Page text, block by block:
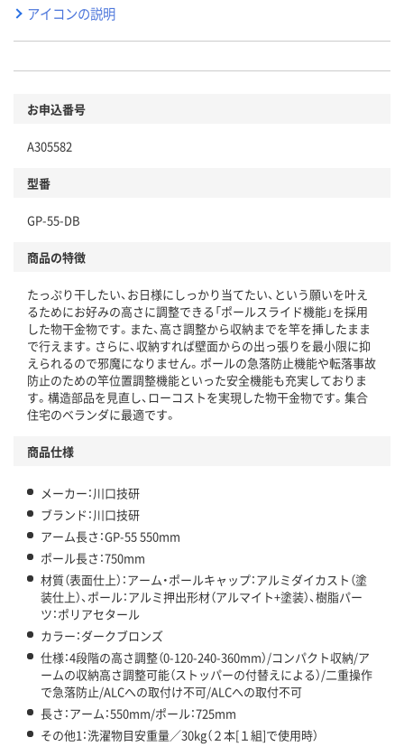
アイコンの説明
お申込番号
A305582
型番
GP-55-DB
商品の特徴
たっぷり干したい、お日様にしっかり当てたい、という願いを叶え
るためにお好みの高さに調整できる「ポールスライド機能」を採用
した物干金物です。また、高さ調整から収納までを竿を挿したまま
で行えます。さらに、収納すれば壁面からの出っ張りを最小限に抑
えられるので邪魔になりません。ポールの急落防止機能や転落事故
防止のための竿位置調整機能といった安全機能も充実しておりま
す。構造部品を見直し、ローコストを実現した物干金物です。集合
住宅のベランダに最適です。
商品仕様
メーカー：川口技研
ブランド：川口技研
アーム長さ：GP-55 550mm
ポール長さ：750mm
材質（表面仕上）：アーム・ポールキャップ：アルミダイカスト（塗
装仕上）、ポール：アルミ押出形材（アルマイト+塗装）、樹脂パー
ツ：ポリアセタール
カラー：ダークブロンズ
仕様：4段階の高さ調整（0-120-240-360mm）/コンパクト収納/ア
ームの収納高さ調整可能（ストッパーの付替えによる）/二重操作
で急落防止/ALCへの取付け不可/ALCへの取付不可
長さ：アーム：550mm/ポール：725mm
その他1：洗濯物目安重量／30kg（２本[１組]で使用時）